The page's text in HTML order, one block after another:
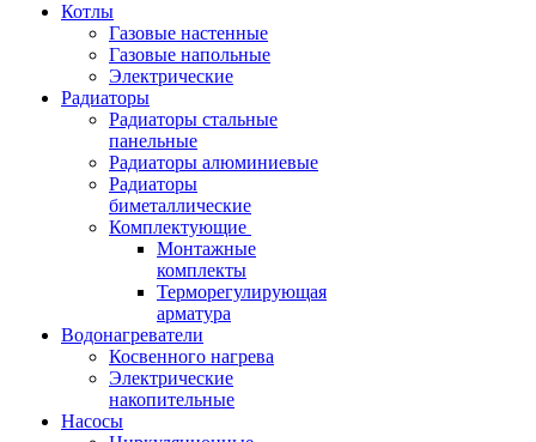
Котлы
Газовые настенные
Газовые напольные
Электрические
Радиаторы
Радиаторы стальные
панельные
Радиаторы алюминиевые
Радиаторы
биметаллические
Комплектующие
Монтажные
комплекты
Терморегулирующая
арматура
Водонагреватели
Косвенного нагрева
Электрические
накопительные
Насосы